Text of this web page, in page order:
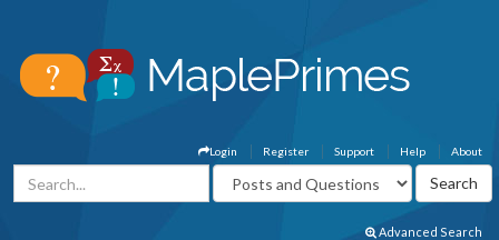
About
Help
Support
Register
Login
Advanced Search